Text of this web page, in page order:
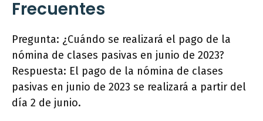
Frecuentes
Pregunta: ¿Cuándo se realizará el pago de la
nómina de clases pasivas en junio de 2023?
Respuesta: El pago de la nómina de clases
pasivas en junio de 2023 se realizará a partir del
día 2 de junio.